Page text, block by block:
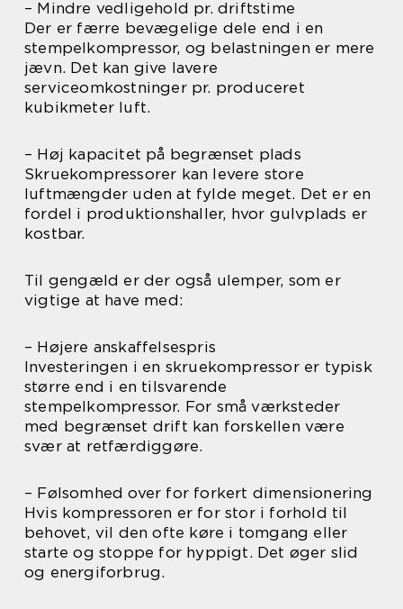
– Mindre vedligehold pr. driftstime
Der er færre bevægelige dele end i en
stempelkompressor, og belastningen er mere
jævn. Det kan give lavere
serviceomkostninger pr. produceret
kubikmeter luft.
– Høj kapacitet på begrænset plads
Skruekompressorer kan levere store
luftmængder uden at fylde meget. Det er en
fordel i produktionshaller, hvor gulvplads er
kostbar.
Til gengæld er der også ulemper, som er
vigtige at have med:
– Højere anskaffelsespris
Investeringen i en skruekompressor er typisk
større end i en tilsvarende
stempelkompressor. For små værksteder
med begrænset drift kan forskellen være
svær at retfærdiggøre.
– Følsomhed over for forkert dimensionering
Hvis kompressoren er for stor i forhold til
behovet, vil den ofte køre i tomgang eller
starte og stoppe for hyppigt. Det øger slid
og energiforbrug.